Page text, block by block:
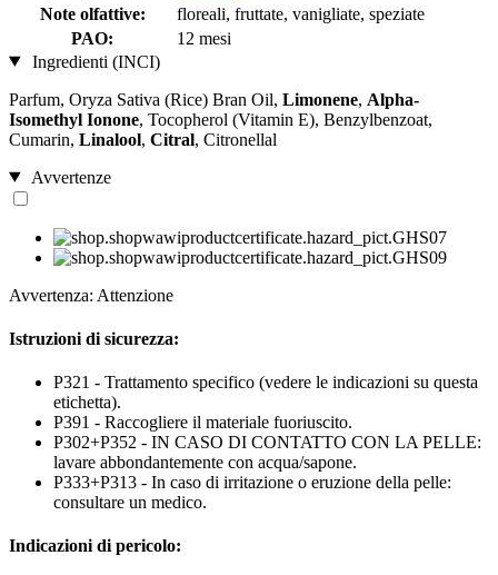
Note olfattive:
floreali, fruttate, vanigliate, speziate
PAO:
12 mesi
Ingredienti (INCI)
Parfum, Oryza Sativa (Rice) Bran Oil, Limonene, Alpha-
Isomethyl Ionone, Tocopherol (Vitamin E), Benzylbenzoat,
Cumarin, Linalool, Citral, Citronellal
Avvertenze
Avvertenza: Attenzione
Istruzioni di sicurezza:
P321 - Trattamento specifico (vedere le indicazioni su questa
etichetta).
P391 - Raccogliere il materiale fuoriuscito.
P302+P352 - IN CASO DI CONTATTO CON LA PELLE:
lavare abbondantemente con acqua/sapone.
P333+P313 - In caso di irritazione o eruzione della pelle:
consultare un medico.
Indicazioni di pericolo: